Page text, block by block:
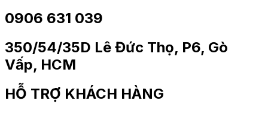
0906 631 039
350/54/35D Lê Đức Thọ, P6, Gò
Vấp, HCM
HỖ TRỢ KHÁCH HÀNG